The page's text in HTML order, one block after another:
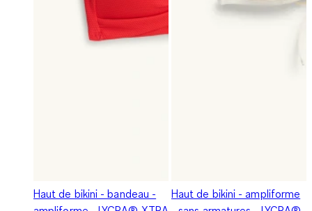
Haut de bikini - bandeau -
Haut de bikini - ampliforme